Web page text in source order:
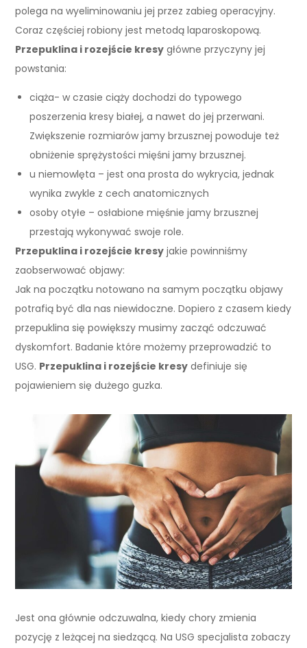
polega na wyeliminowaniu jej przez zabieg operacyjny.
Coraz częściej robiony jest metodą laparoskopową.
Przepuklina i rozejście kresy główne przyczyny jej
powstania:
ciąża- w czasie ciąży dochodzi do typowego
poszerzenia kresy białej, a nawet do jej przerwani.
Zwiększenie rozmiarów jamy brzusznej powoduje też
obniżenie sprężystości mięśni jamy brzusznej.
u niemowlęta – jest ona prosta do wykrycia, jednak
wynika zwykle z cech anatomicznych
osoby otyłe – osłabione mięśnie jamy brzusznej
przestają wykonywać swoje role.
Przepuklina i rozejście kresy jakie powinniśmy
zaobserwować objawy:
Jak na początku notowano na samym początku objawy
potrafią być dla nas niewidoczne. Dopiero z czasem kiedy
przepuklina się powiększy musimy zacząć odczuwać
dyskomfort. Badanie które możemy przeprowadzić to
USG. Przepuklina i rozejście kresy definiuje się
pojawieniem się dużego guzka.
Jest ona głównie odczuwalna, kiedy chory zmienia
pozycję z leżącej na siedzącą. Na USG specjalista zobaczy